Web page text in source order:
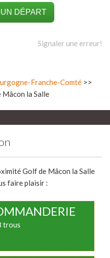
DÉPART
Signaler une erreur!
Franche-Comté >>
Mâcon la Salle
Golf de Mâcon la Salle
faire plaisir :
trous